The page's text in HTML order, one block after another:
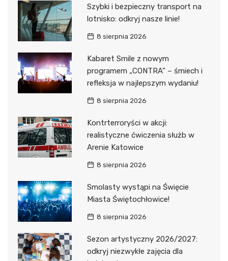
Szybki i bezpieczny transport na
lotnisko: odkryj nasze linie!
8 sierpnia 2026
Kabaret Smile z nowym
programem „CONTRA” – śmiech i
refleksja w najlepszym wydaniu!
8 sierpnia 2026
Kontrterroryści w akcji:
realistyczne ćwiczenia służb w
Arenie Katowice
8 sierpnia 2026
Smolasty wystąpi na Święcie
Miasta Świętochłowice!
8 sierpnia 2026
Sezon artystyczny 2026/2027:
odkryj niezwykłe zajęcia dla